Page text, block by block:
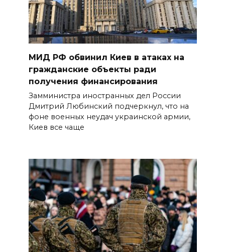
МИД РФ обвинил Киев в атаках на
гражданские объекты ради
получения финансирования
Замминистра иностранных дел России
Дмитрий Любинский подчеркнул, что на
фоне военных неудач украинской армии,
Киев все чаще